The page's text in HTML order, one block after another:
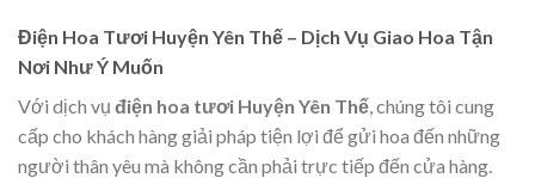
Điện Hoa Tươi Huyện Yên Thế – Dịch Vụ Giao Hoa Tận
Nơi Như Ý Muốn
Với dịch vụ điện hoa tươi Huyện Yên Thế , chúng tôi cung
cấp cho khách hàng giải pháp tiện lợi để gửi hoa đến những
người thân yêu mà không cần phải trực tiếp đến cửa hàng.